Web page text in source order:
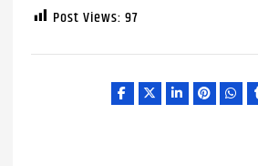
Post Views: 97